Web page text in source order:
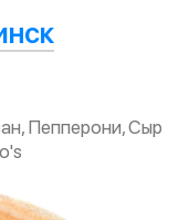
Пепперони, Сыр